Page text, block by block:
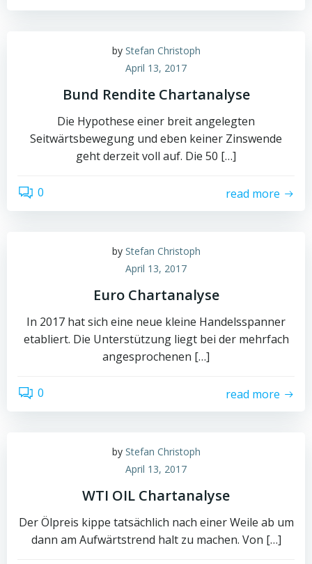
by Stefan Christoph
April 13, 2017
Bund Rendite Chartanalyse
Die Hypothese einer breit angelegten
Seitwärtsbewegung und eben keiner Zinswende
geht derzeit voll auf. Die 50 […]
0 read more
by Stefan Christoph
April 13, 2017
Euro Chartanalyse
In 2017 hat sich eine neue kleine Handelsspanner
etabliert. Die Unterstützung liegt bei der mehrfach
angesprochenen […]
0 read more
by Stefan Christoph
April 13, 2017
WTI OIL Chartanalyse
Der Ölpreis kippe tatsächlich nach einer Weile ab um
dann am Aufwärtstrend halt zu machen. Von […]